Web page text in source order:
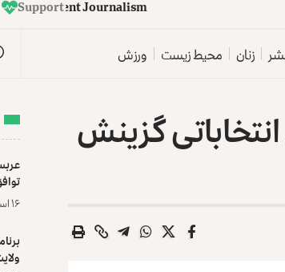
m
s
i
l
a
n
r
u
o
J
t
n
e
d
n
e
p
e
d
n
ISupport
زنان محیط زیست ورزش
گزینش
۱۶ اسد ۱۴۰۵ - ۷ آگست ۲۰۲۶